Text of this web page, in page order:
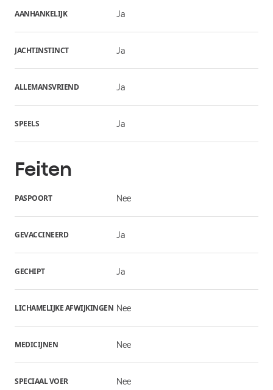
AANHANKELIJK Ja
JACHTINSTINCT Ja
ALLEMANSVRIEND Ja
SPEELS Ja
Feiten
PASPOORT Nee
GEVACCINEERD Ja
GECHIPT Ja
LICHAMELIJKE AFWIJKINGEN Nee
MEDICIJNEN Nee
SPECIAAL VOER Nee